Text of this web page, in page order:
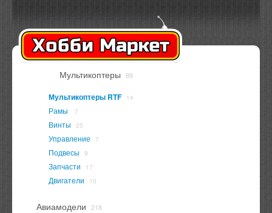
Оплата Доставка
Контакты
Вход
Регистрация
В корзине
Мультикоптеры 89
Мультикоптеры RTF 14
Рамы 7
Винты 25
Управление 7
Подвесы 9
Запчасти 17
Двигатели 10
Авиамодели 218